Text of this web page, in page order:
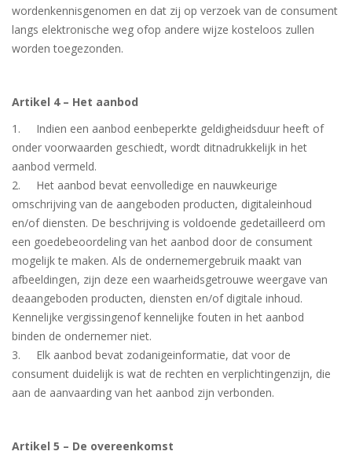
wordenkennisgenomen en dat zij op verzoek van de consument
langs elektronische weg ofop andere wijze kosteloos zullen
worden toegezonden.
Artikel 4 – Het aanbod
1. Indien een aanbod eenbeperkte geldigheidsduur heeft of
onder voorwaarden geschiedt, wordt ditnadrukkelijk in het
aanbod vermeld.
2. Het aanbod bevat eenvolledige en nauwkeurige
omschrijving van de aangeboden producten, digitaleinhoud
en/of diensten. De beschrijving is voldoende gedetailleerd om
een goedebeoordeling van het aanbod door de consument
mogelijk te maken. Als de ondernemergebruik maakt van
afbeeldingen, zijn deze een waarheidsgetrouwe weergave van
deaangeboden producten, diensten en/of digitale inhoud.
Kennelijke vergissingenof kennelijke fouten in het aanbod
binden de ondernemer niet.
3. Elk aanbod bevat zodanigeinformatie, dat voor de
consument duidelijk is wat de rechten en verplichtingenzijn, die
aan de aanvaarding van het aanbod zijn verbonden.
Artikel 5 – De overeenkomst